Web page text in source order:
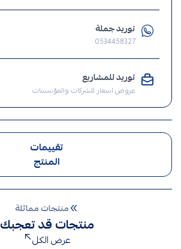
منزلية
الإنارة
,
ضوء
,
توريد جملة
0534458327
توريد للمشاريع
عروض اسعار للشركات والمؤسسات
تقييمات
المنتج
منتجات مماثلة
منتجات قد تعجبك
عرض الكل